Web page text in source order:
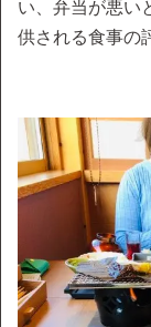
い、弁当が悪い
供される食事の